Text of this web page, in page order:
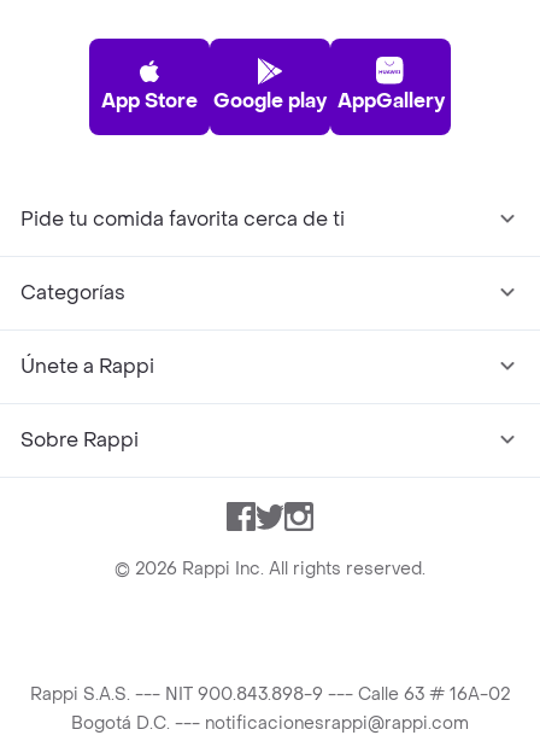
App Store Google play AppGallery
Pide tu comida favorita cerca de ti
Categorías
Únete a Rappi
Sobre Rappi
Facebook
TwitterInstagram
© 2026 Rappi Inc. All rights reserved.
Rappi S.A.S. --- NIT 900.843.898-9 --- Calle 63 # 16A-02
Bogotá D.C. --- notificacionesrappi@rappi.com